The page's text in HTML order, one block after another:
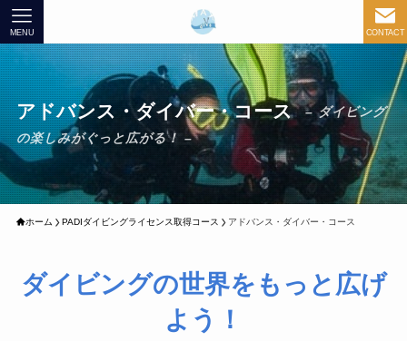
CONTACT
MENU
アドバンス・ダイバー・コース
– ダイビング
の楽しみがぐっと広がる！ –
ホーム PADIダイビングライセンス取得コース アドバンス・ダイバー・コース
ダイビングの世界をもっと広げ
よう！